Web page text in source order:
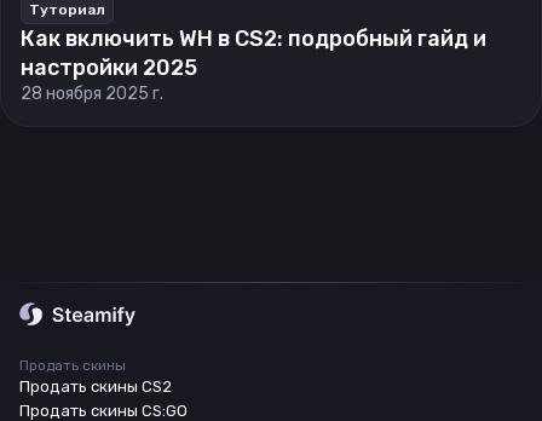
Туториал
Как включить WH в CS2: подробный гайд и
настройки 2025
28 ноября 2025 г.
Продать скины
Продать скины CS2
Продать скины CS:GO